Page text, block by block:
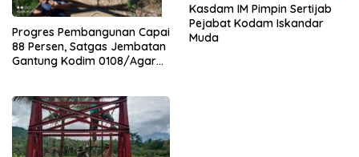
Progres Pembangunan Capai
88 Persen, Satgas Jembatan
Gantung Kodim 0108/Agara
Kasdam IM Pimpin Sertijab
Pejabat Kodam Iskandar
Muda